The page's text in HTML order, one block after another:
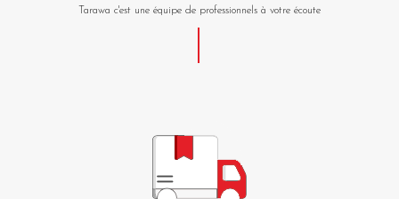
Tarawa c'est une équipe de professionnels à votre écoute